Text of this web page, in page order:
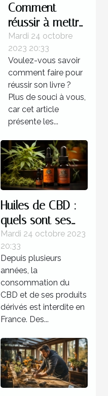
Comment
réussir à mettre
au point un
livre ?
Mardi 24 octobre
2023 20:33
Voulez-vous savoir
comment faire pour
réussir son livre ?
Plus de souci à vous,
car cet article
présente les...
Huiles de CBD :
quels sont ses
bienfaits sur
l’organisme ?
Mardi 24 octobre 2023
20:33
Depuis plusieurs
années, la
consommation du
CBD et de ses produits
dérivés est interdite en
France. Des...